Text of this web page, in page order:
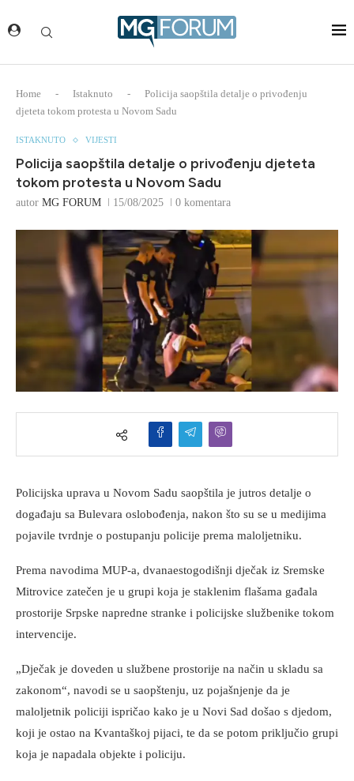
Home - Istaknuto -
Policija saopštila detalje o privođenju
djeteta tokom protesta u Novom Sadu
ISTAKNUTO VIJESTI
Policija saopštila detalje o privođenju djeteta
tokom protesta u Novom Sadu
autor MG FORUM 15/08/2025 0 komentara
Policijska uprava u Novom Sadu saopštila je jutros detalje o
događaju sa Bulevara oslobođenja, nakon što su se u medijima
pojavile tvrdnje o postupanju policije prema maloljetniku.
Prema navodima MUP-a, dvanaestogodišnji dječak iz Sremske
Mitrovice zatečen je u grupi koja je staklenim flašama gađala
prostorije Srpske napredne stranke i policijske službenike tokom
intervencije.
„Dječak je doveden u službene prostorije na način u skladu sa
zakonom“, navodi se u saopštenju, uz pojašnjenje da je
maloljetnik policiji ispričao kako je u Novi Sad došao s djedom,
koji je ostao na Kvantaškoj pijaci, te da se potom priključio grupi
koja je napadala objekte i policiju.